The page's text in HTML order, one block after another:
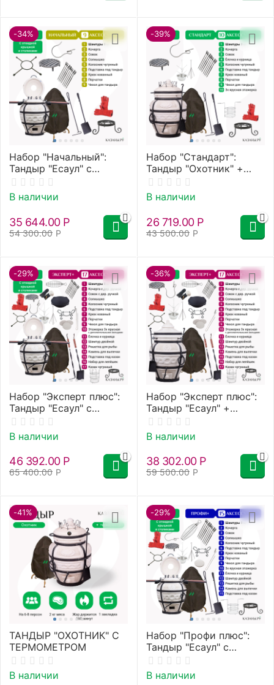
-34%
Набор "Начальный":
Тандыр "Есаул" с
откидной крышкой, со
столиками +
аксессуары
В наличии
54 300.00 Р
35 644.00 Р
-39%
Набор "Стандарт":
Тандыр "Охотник" +
аксессуары
В наличии
43 500.00 Р
26 719.00 Р
-29%
Набор "Эксперт плюс":
Тандыр "Есаул" с
откидной крышкой, со
столиками +
аксессуары
В наличии
65 400.00 Р
46 392.00 Р
-36%
Набор "Эксперт плюс":
Тандыр "Есаул" +
аксессуары
В наличии
59 500.00 Р
38 302.00 Р
-41%
ТАНДЫР "ОХОТНИК" С
ТЕРМОМЕТРОМ
В наличии
-29%
Набор "Профи плюс":
Тандыр "Есаул" с
откидной крышкой, со
столиками +
аксессуары
В наличии